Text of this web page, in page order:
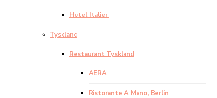
Hotel Italien
Tyskland
Restaurant Tyskland
AERA
Ristorante A Mano, Berlin